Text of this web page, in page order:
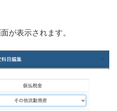
が表示されます。